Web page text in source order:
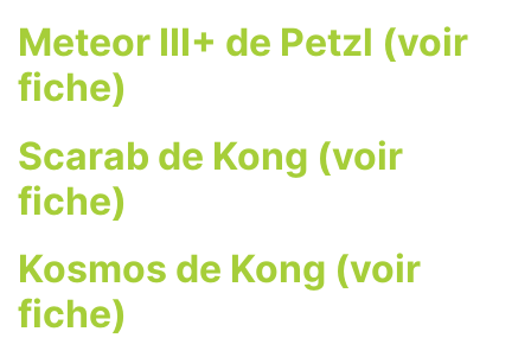
Meteor III+ de Petzl (voir
fiche)
Scarab de Kong (voir
fiche)
Kosmos de Kong (voir
fiche)